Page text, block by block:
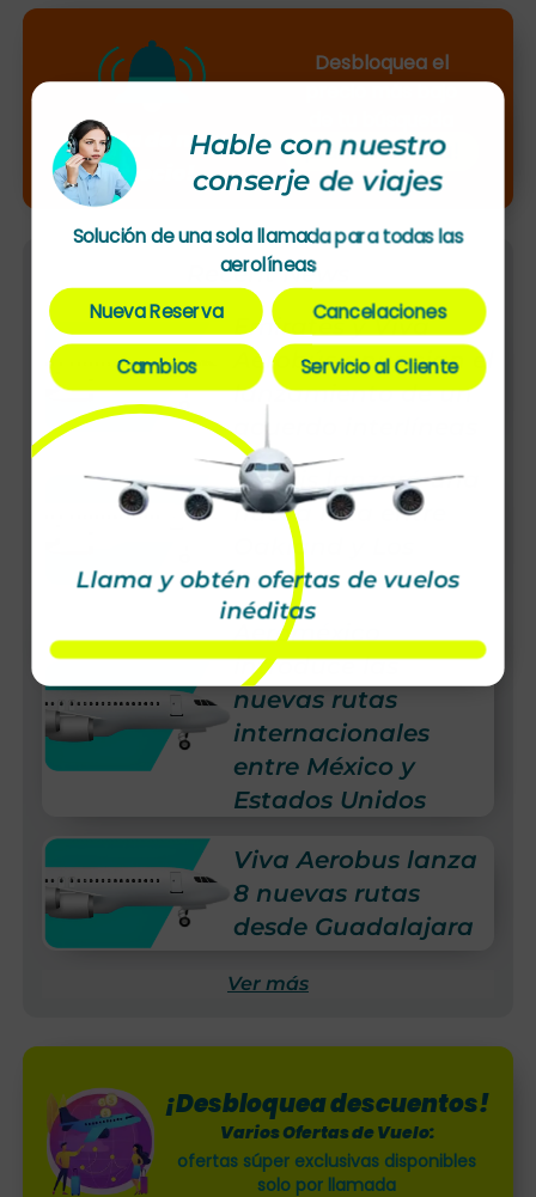
¡Alerta de nuevo
precio!
Desbloquea el
precio más bajo
¡Llamar ahora!
Recent News
Emirates y Viva
Aerobús anuncian el
lanzamiento de un
acuerdo interlíneas
Volaris lanzará una
nueva ruta entre
Oakland y Los
Cabos
Aeroméxico
introduce las
nuevas rutas
internacionales
entre México y
Estados Unidos
Viva Aerobus lanza
8 nuevas rutas
desde Guadalajara
Ver más
¡Desbloquea descuentos!
Varios Ofertas de Vuelo:
ofertas súper exclusivas disponibles
solo por llamada
Hable con nuestro
conserje de viajes
Solución de una sola llamada para todas las
aerolíneas
Nueva Reserva Cancelaciones
Cambios Servicio al Cliente
Llama y obtén ofertas de vuelos
inéditas